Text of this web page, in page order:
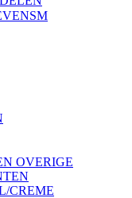
OVERIGE
CREME